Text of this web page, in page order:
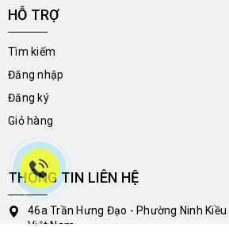
HỖ TRỢ
Tìm kiếm
Đăng nhập
Đăng ký
Giỏ hàng
THÔNG TIN LIÊN HỆ
46a Trần Hưng Đạo - Phường Ninh
Việt Nam